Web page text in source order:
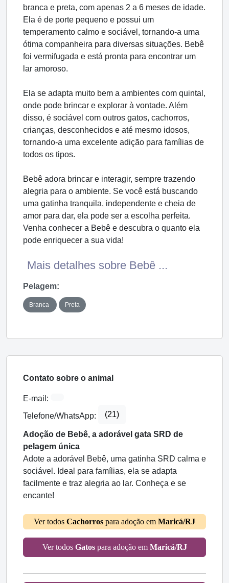
branca e preta, com apenas 2 a 6 meses de idade.
Ela é de porte pequeno e possui um
temperamento calmo e sociável, tornando-a uma
ótima companheira para diversas situações. Bebê
foi vermifugada e está pronta para encontrar um
lar amoroso.
Ela se adapta muito bem a ambientes com quintal,
onde pode brincar e explorar à vontade. Além
disso, é sociável com outros gatos, cachorros,
crianças, desconhecidos e até mesmo idosos,
tornando-a uma excelente adição para famílias de
todos os tipos.
Bebê adora brincar e interagir, sempre trazendo
alegria para o ambiente. Se você está buscando
uma gatinha tranquila, independente e cheia de
amor para dar, ela pode ser a escolha perfeita.
Venha conhecer a Bebê e descubra o quanto ela
pode enriquecer a sua vida!
Mais detalhes sobre Bebê ...
Pelagem:
Branca Preta
Contato sobre o animal
E-mail:
Telefone/WhatsApp: (21)
Adoção de Bebê, a adorável gata SRD de
pelagem única
Adote a adorável Bebê, uma gatinha SRD calma e
sociável. Ideal para famílias, ela se adapta
facilmente e traz alegria ao lar. Conheça e se
encante!
Ver todos Cachorros para adoção em Maricá/RJ
Ver todos Gatospara adoção em Maricá/RJ